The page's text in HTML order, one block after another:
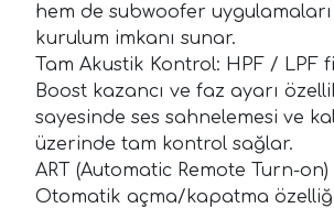
hem de subwoofer
kurulum imkanı sunar.
Tam Akustik Kontrol: HPF / LPF
Boost kazancı ve faz ayarı
sayesinde ses sahnelemesi ve
üzerinde tam kontrol sağlar.
ART (Automatic Remote Turn-on)
Otomatik açma/kapatma